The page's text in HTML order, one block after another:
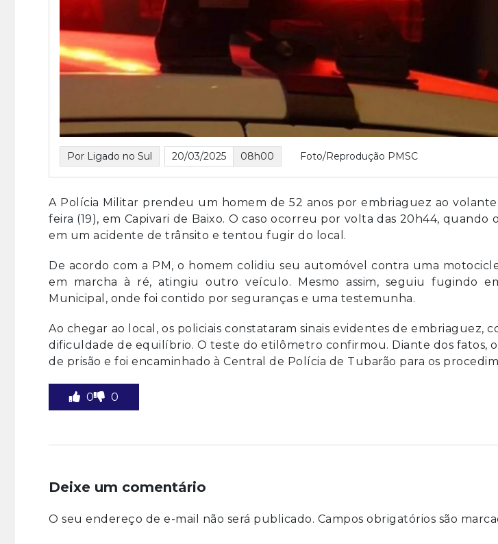
Por Ligado no Sul 20/03/2025 08h00 Foto/Reprodução PMSC
A Polícia Militar prendeu um homem de 52 anos por embriaguez ao
feira (19), em Capivari de Baixo. O caso ocorreu por volta das 20h44,
em um acidente de trânsito e tentou fugir do local.
De acordo com a PM, o homem colidiu seu automóvel contra uma
em marcha à ré, atingiu outro veículo. Mesmo assim, seguiu fugindo
Municipal, onde foi contido por seguranças e uma testemunha.
Ao chegar ao local, os policiais constataram sinais evidentes de embriaguez,
dificuldade de equilíbrio. O teste do etilômetro confirmou. Diante dos fatos,
de prisão e foi encaminhado à Central de Polícia de Tubarão para os
0 0
Deixe um comentário
O seu endereço de e-mail não será publicado. Campos obrigatórios são